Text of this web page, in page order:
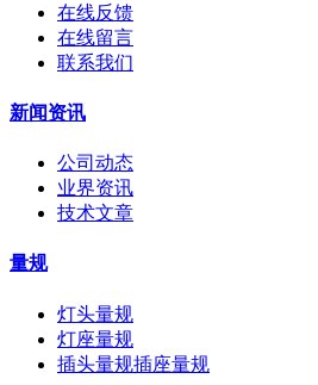
在线反馈
在线留言
联系我们
新闻资讯
公司动态
业界资讯
技术文章
量规
灯头量规
灯座量规
插头量规插座量规